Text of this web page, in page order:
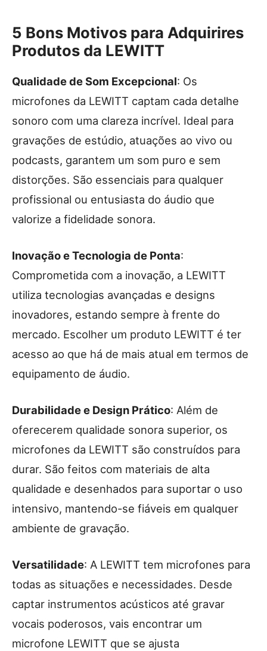
5 Bons Motivos para Adquirires
Produtos da LEWITT
Qualidade de Som Excepcional: Os
microfones da LEWITT captam cada detalhe
sonoro com uma clareza incrível. Ideal para
gravações de estúdio, atuações ao vivo ou
podcasts, garantem um som puro e sem
distorções. São essenciais para qualquer
profissional ou entusiasta do áudio que
valorize a fidelidade sonora.
Inovação e Tecnologia de Ponta:
Comprometida com a inovação, a LEWITT
utiliza tecnologias avançadas e designs
inovadores, estando sempre à frente do
mercado. Escolher um produto LEWITT é ter
acesso ao que há de mais atual em termos de
equipamento de áudio.
Durabilidade e Design Prático: Além de
oferecerem qualidade sonora superior, os
microfones da LEWITT são construídos para
durar. São feitos com materiais de alta
qualidade e desenhados para suportar o uso
intensivo, mantendo-se fiáveis em qualquer
ambiente de gravação.
Versatilidade: A LEWITT tem microfones para
todas as situações e necessidades. Desde
captar instrumentos acústicos até gravar
vocais poderosos, vais encontrar um
microfone LEWITT que se ajusta